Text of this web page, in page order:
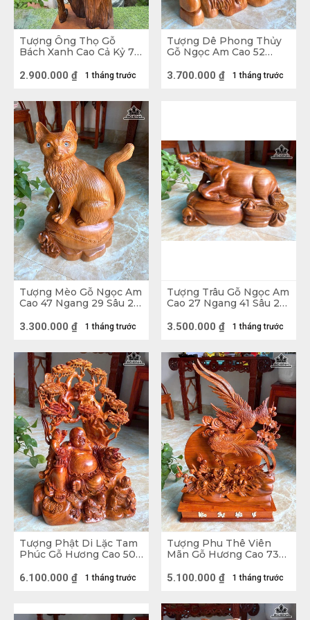
Tượng Gỗ Đạt Ma Giáo Hóa
Tượng Gỗ mang ý nghĩa của bình an, phước
lành: Tượng Phật Thích Ca, tượng Phật A Di
Đà, tượng Quan Âm Bồ Tát, tượng Địa Tạng
Vương Bồ Tát,... Những bức tượng này đều
mang ý nghĩa cầu bình an, mang đến những
điều tốt đẹp cho gia chủ. Nên cần để những
nơi trang nghiêm phù hợp.
Tượng Ông Thọ Gỗ
Bách Xanh Cao Cả Kỷ 72
Kỷ Cao 10
1 tháng trước
2.900.000 ₫
Tượng Dê Phong Thủy
Gỗ Ngọc Am Cao 52
8kg
1 tháng trước
3.700.000 ₫
Tượng Mèo Gỗ Ngọc Am
Cao 47 Ngang 29 Sâu 22
1 tháng trước
3.300.000 ₫
Tượng Trâu Gỗ Ngọc Am
Cao 27 Ngang 41 Sâu 23
1 tháng trước
3.500.000 ₫
Tượng Phật Di Lặc Tam
Phúc Gỗ Hương Cao 50
8kg
1 tháng trước
6.100.000 ₫
Tượng Phu Thê Viên
Mãn Gỗ Hương Cao 73
1 tháng trước
5.100.000 ₫